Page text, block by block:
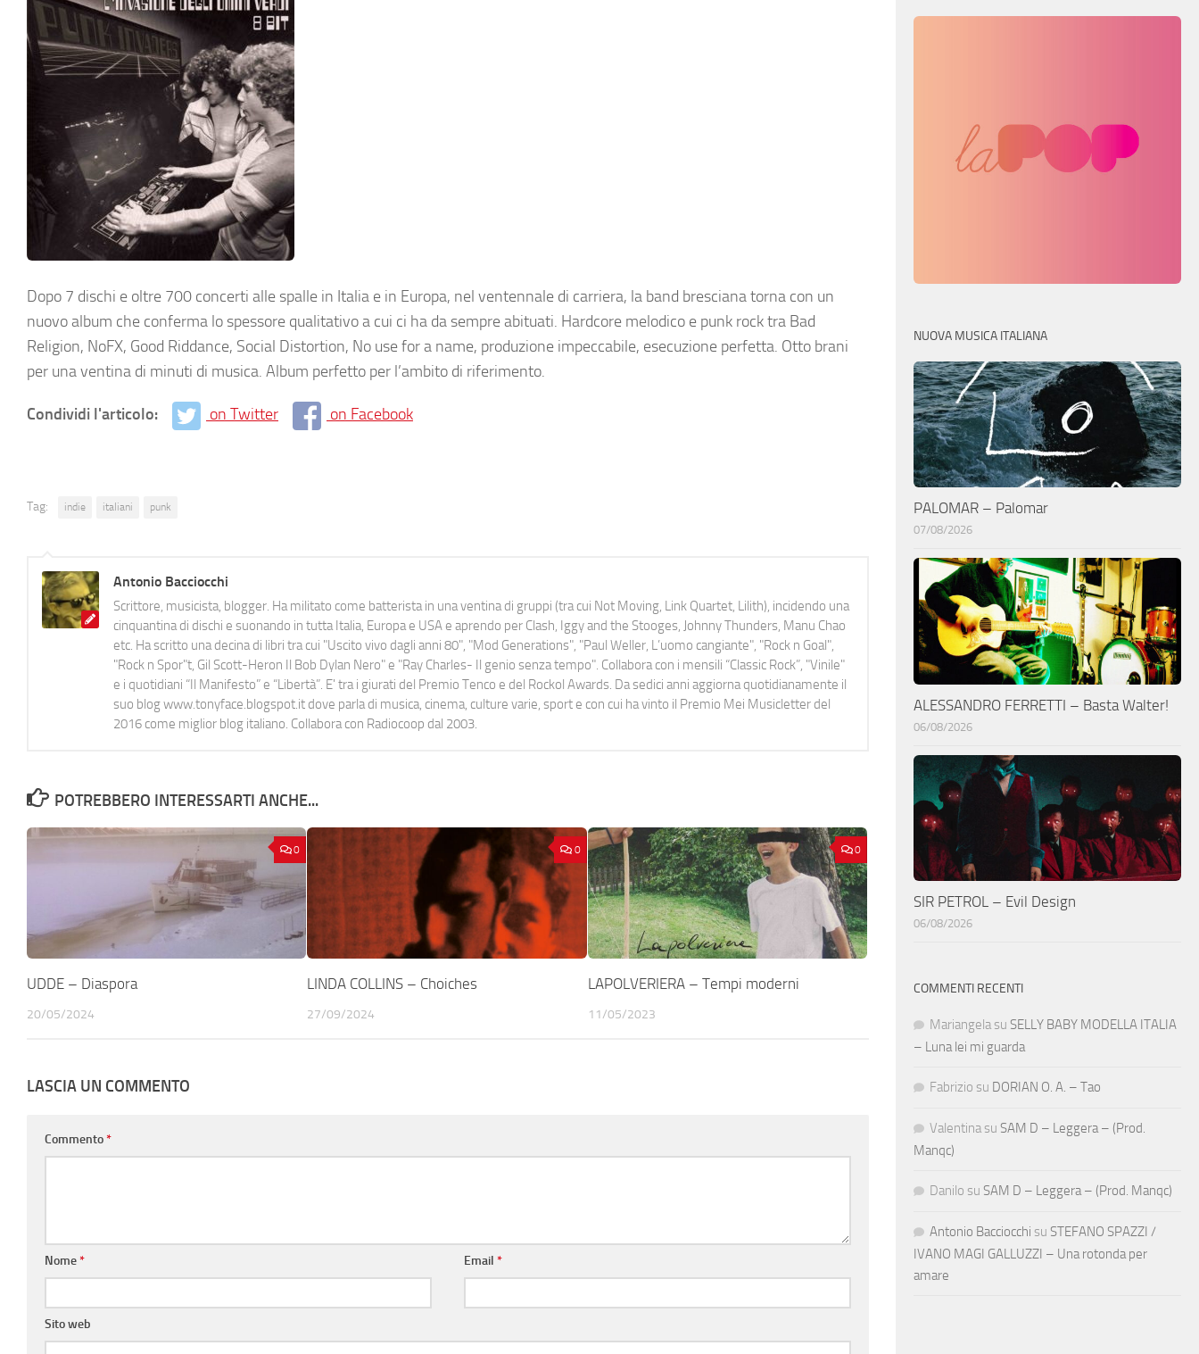
Dopo 7 dischi e oltre 700 concerti alle spalle in Italia e in Europa, nel ventennale di carriera, la band bresciana torna con un
nuovo album che conferma lo spessore qualitativo a cui ci ha da sempre abituati. Hardcore melodico e punk rock tra Bad
Religion, NoFX, Good Riddance, Social Distortion, No use for a name, produzione impeccabile, esecuzione perfetta. Otto brani
per una ventina di minuti di musica. Album perfetto per l’ambito di riferimento.
Condividi l'articolo: on Twitter on Facebook
Tag: indie italiani punk
Antonio Bacciocchi
Scrittore, musicista, blogger. Ha militato come batterista in una ventina di gruppi (tra cui Not Moving, Link Quartet, Lilith), incidendo una
cinquantina di dischi e suonando in tutta Italia, Europa e USA e aprendo per Clash, Iggy and the Stooges, Johnny Thunders, Manu Chao
etc. Ha scritto una decina di libri tra cui "Uscito vivo dagli anni 80", "Mod Generations", "Paul Weller, L’uomo cangiante", "Rock n Goal",
"Rock n Spor"t, Gil Scott-Heron Il Bob Dylan Nero" e "Ray Charles- Il genio senza tempo". Collabora con i mensili “Classic Rock”, "Vinile"
e i quotidiani “Il Manifesto” e “Libertà”. E' tra i giurati del Premio Tenco e del Rockol Awards. Da sedici anni aggiorna quotidianamente il
suo blog www.tonyface.blogspot.it dove parla di musica, cinema, culture varie, sport e con cui ha vinto il Premio Mei Musicletter del
2016 come miglior blog italiano. Collabora con Radiocoop dal 2003.
POTREBBERO INTERESSARTI ANCHE...
0
UDDE – Diaspora
20/05/2024
0
LINDA COLLINS – Choiches
27/09/2024
0
LAPOLVERIERA – Tempi moderni
11/05/2023
LASCIA UN COMMENTO
Commento*
Nome* Email*
Sito web
NUOVA MUSICA ITALIANA
PALOMAR – Palomar
07/08/2026
ALESSANDRO FERRETTI – Basta Walter!
06/08/2026
SIR PETROL – Evil Design
06/08/2026
COMMENTI RECENTI
Mariangela su SELLY BABY MODELLA ITALIA
– Luna lei mi guarda
Fabrizio su DORIAN O. A. – Tao
Valentina su SAM D – Leggera – (Prod.
Manqc)
Danilo su SAM D – Leggera – (Prod. Manqc)
Antonio Bacciocchi su STEFANO SPAZZI /
IVANO MAGI GALLUZZI – Una rotonda per
amare